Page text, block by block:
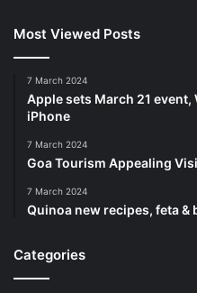
Most Viewed Posts
7 March 2024
Apple sets March 21 event,
iPhone
7 March 2024
Goa Tourism Appealing
7 March 2024
Quinoa new recipes, feta &
Categories